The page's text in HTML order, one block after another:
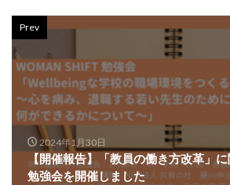
Prev
2024年1月30日
【開催報告】「教員の働き方改革」
勉強会を開催しました